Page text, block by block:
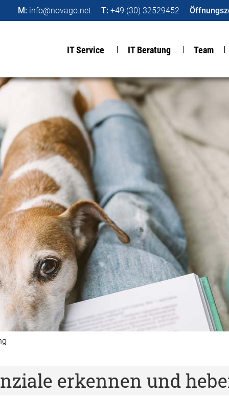
M: info@novago.net T: +49 (30) 32529452
IT Service IT Beratung Team
erkennen und